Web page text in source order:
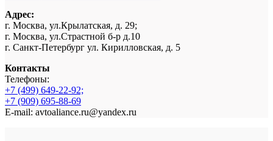
Адрес:
г. Москва, ул.Крылатская, д. 29;
г. Москва, ул.Страстной б-р д.10
г. Санкт-Петербург ул. Кирилловская, д. 5
Контакты
Телефоны:
+7 (499) 649-22-92;
+7 (909) 695-88-69
E-mail: avtoaliance.ru@yandex.ru